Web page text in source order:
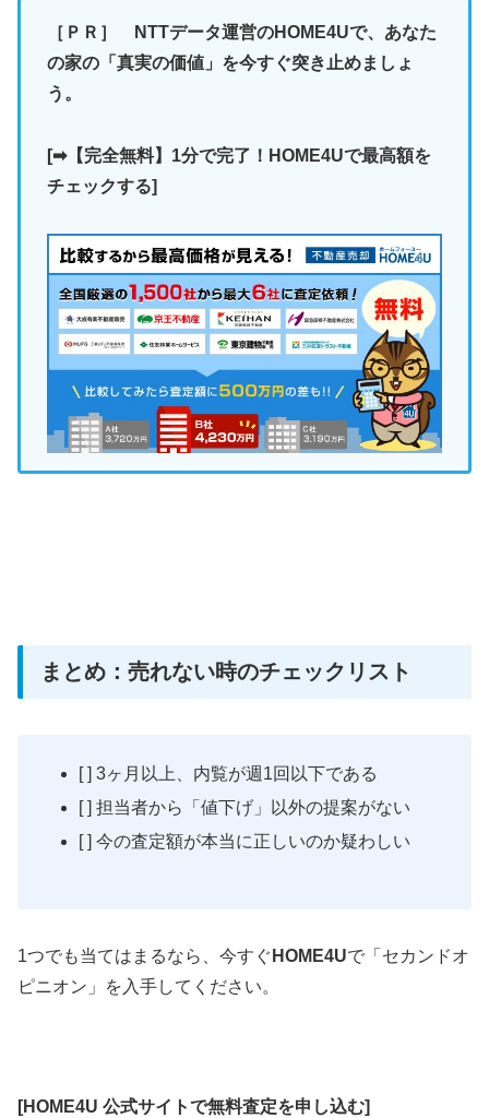
［ＰＲ］
NTTデータ運営のHOME4Uで、あなた
の家の「真実の価値」を今すぐ突き止めましょ
う。
[➡【完全無料】1分で完了！HOME4Uで最高額を
チェックする]
まとめ：売れない時のチェックリスト
[ ] 3ヶ月以上、内覧が週1回以下である
[ ] 担当者から「値下げ」以外の提案がない
[ ] 今の査定額が本当に正しいのか疑わしい
1つでも当てはまるなら、今すぐ HOME4Uで「セカンドオ
ピニオン」を入手してください。
[HOME4U 公式サイトで無料査定を申し込む]